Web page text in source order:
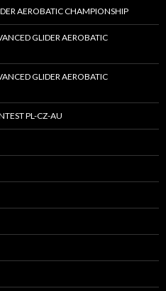
AEROBATIC CHAMPIONSHIP
GLIDER AEROBATIC
GLIDER AEROBATIC
PL-CZ-AU